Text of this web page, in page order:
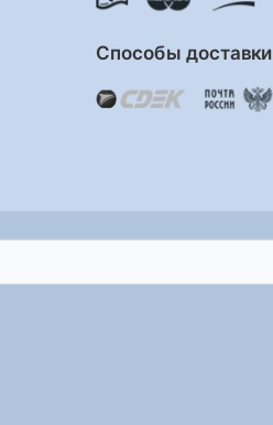
Способы доставки